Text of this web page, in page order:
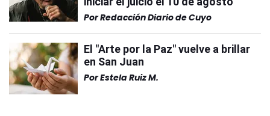
PorRedacción Diario de Cuyo
El "Arte por la Paz" vuelve a brillar
en San Juan
PorEstela Ruiz M.